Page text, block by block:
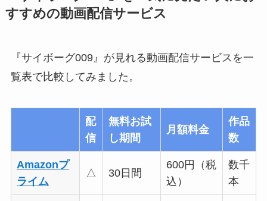
すすめの動画配信サービス
『サイボーグ009』が見れる動画配信サービスを一
覧表で比較してみました。
配
信
無料お試
し期間
月額料金
作品
数
Amazonプ
ライム
△ 30日間
600円（税
込）
数千
本